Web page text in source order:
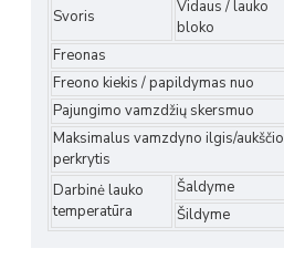
Svoris
Vidaus / lauko
bloko
Freonas
Freono kiekis / papildymas nuo
Pajungimo vamzdžių skersmuo
Maksimalus vamzdyno ilgis/aukščio
perkrytis
Darbinė lauko
temperatūra
Šaldyme
Šildyme